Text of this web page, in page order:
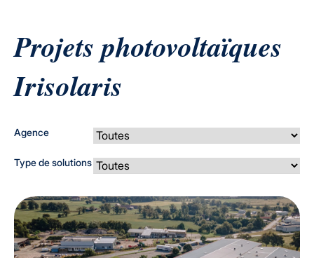
Projets photovoltaïques
Irisolaris
Agence
Type de solutions